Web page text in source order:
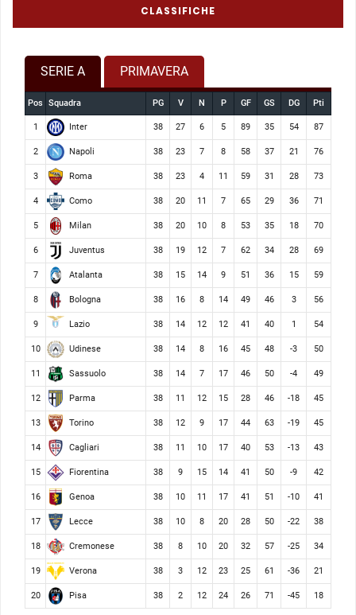
CLASSIFICHE
SERIE A PRIMAVERA
Pos Squadra PG V N P GF GS DG Pti
1 Inter 38 27 6 5 89 35 54 87
2 Napoli 38 23 7 8 58 37 21 76
3 Roma 38 23 4 11 59 31 28 73
4 Como 38 20 11 7 65 29 36 71
5 Milan 38 20 10 8 53 35 18 70
6 Juventus 38 19 12 7 62 34 28 69
7 Atalanta 38 15 14 9 51 36 15 59
8 Bologna 38 16 8 14 49 46 3 56
9 Lazio 38 14 12 12 41 40 1 54
10 Udinese 38 14 8 16 45 48 -3 50
11 Sassuolo 38 14 7 17 46 50 -4 49
12 Parma 38 11 12 15 28 46 -18 45
13 Torino 38 12 9 17 44 63 -19 45
14 Cagliari 38 11 10 17 40 53 -13 43
15 Fiorentina 38 9 15 14 41 50 -9 42
16 Genoa 38 10 11 17 41 51 -10 41
17 Lecce 38 10 8 20 28 50 -22 38
18 Cremonese 38 8 10 20 32 57 -25 34
19 Verona 38 3 12 23 25 61 -36 21
20 Pisa 38 2 12 24 26 71 -45 18